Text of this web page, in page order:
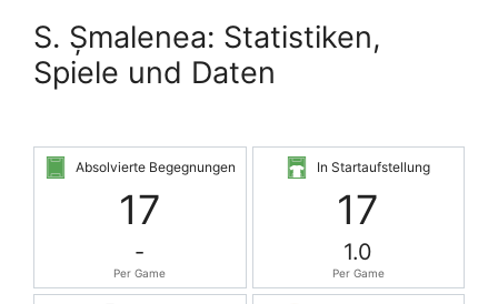
S. Șmalenea: Statistiken,
Spiele und Daten
Absolvierte Begegnungen
17
-
Per Game
In Startaufstellung
17
1.0
Per Game